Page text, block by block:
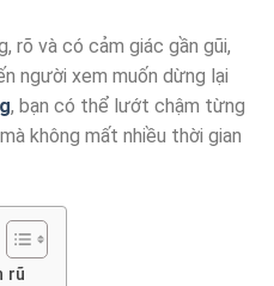
rõ và có cảm giác gần gũi,
người xem muốn dừng lại
, bạn có thể lướt chậm từng
không mất nhiều thời gian
rũ